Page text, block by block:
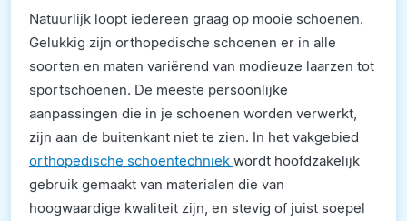
Natuurlijk loopt iedereen graag op mooie schoenen.
Gelukkig zijn orthopedische schoenen er in alle
soorten en maten variërend van modieuze laarzen tot
sportschoenen. De meeste persoonlijke
aanpassingen die in je schoenen worden verwerkt,
zijn aan de buitenkant niet te zien. In het vakgebied
orthopedische schoentechniek wordt hoofdzakelijk
gebruik gemaakt van materialen die van
hoogwaardige kwaliteit zijn, en stevig of juist soepel